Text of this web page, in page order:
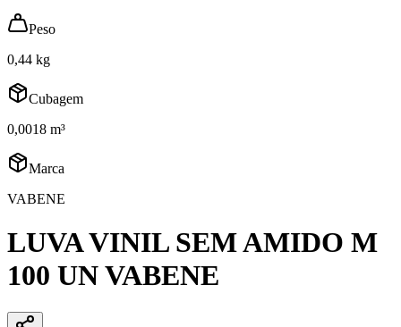
Peso
0,44 kg
Cubagem
0,0018 m³
Marca
VABENE
LUVA VINIL SEM AMIDO M
100 UN VABENE